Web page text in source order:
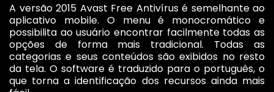
A versão 2015 Avast Free Antivírus é semelhante ao
aplicativo mobile. O menu é monocromático e
possibilita ao usuário encontrar facilmente todas as
opções de forma mais tradicional. Todas as
categorias e seus conteúdos são exibidos no resto
da tela. O software é traduzido para o português, o
que torna a identificação dos recursos ainda mais